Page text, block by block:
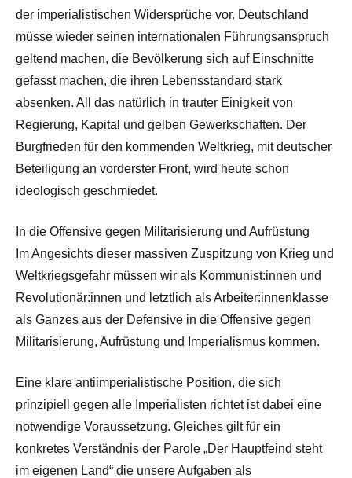
der imperialistischen Widersprüche vor. Deutschland
müsse wieder seinen internationalen Führungsanspruch
geltend machen, die Bevölkerung sich auf Einschnitte
gefasst machen, die ihren Lebensstandard stark
absenken. All das natürlich in trauter Einigkeit von
Regierung, Kapital und gelben Gewerkschaften. Der
Burgfrieden für den kommenden Weltkrieg, mit deutscher
Beteiligung an vorderster Front, wird heute schon
ideologisch geschmiedet.
In die Offensive gegen Militarisierung und Aufrüstung
Im Angesichts dieser massiven Zuspitzung von Krieg und
Weltkriegsgefahr müssen wir als Kommunist:innen und
Revolutionär:innen und letztlich als Arbeiter:innenklasse
als Ganzes aus der Defensive in die Offensive gegen
Militarisierung, Aufrüstung und Imperialismus kommen.
Eine klare antiimperialistische Position, die sich
prinzipiell gegen alle Imperialisten richtet ist dabei eine
notwendige Voraussetzung. Gleiches gilt für ein
konkretes Verständnis der Parole „Der Hauptfeind steht
im eigenen Land“ die unsere Aufgaben als